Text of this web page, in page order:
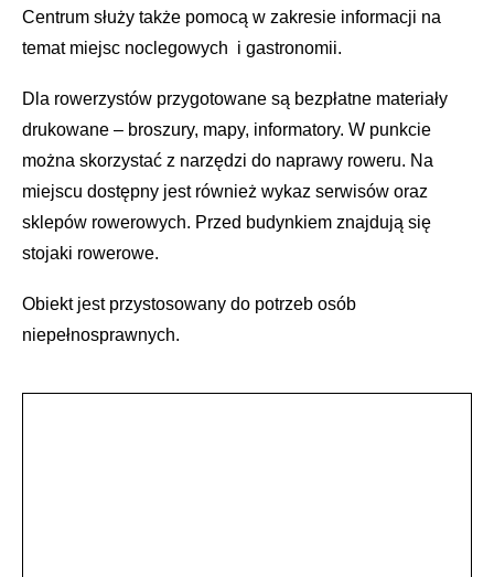
Centrum służy także pomocą w zakresie informacji na
temat miejsc noclegowych i gastronomii.
Dla rowerzystów przygotowane są bezpłatne materiały
drukowane – broszury, mapy, informatory. W punkcie
można skorzystać z narzędzi do naprawy roweru. Na
miejscu dostępny jest również wykaz serwisów oraz
sklepów rowerowych. Przed budynkiem znajdują się
stojaki rowerowe.
Obiekt jest przystosowany do potrzeb osób
niepełnosprawnych.